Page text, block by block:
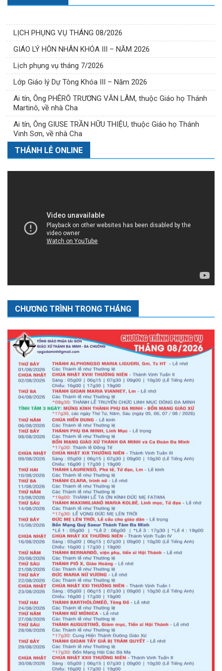
LỊCH PHỤNG VỤ THÁNG 08/2026
GIÁO LÝ HÔN NHÂN KHÓA III – NĂM 2026
Lịch phụng vụ tháng 7/2026
Lớp Giáo lý Dự Tòng Khóa III – Năm 2026
Ai tín, Ông PHÊRÔ TRƯƠNG VĂN LÂM, thuộc Giáo họ Thánh
Martinô, về nhà Cha
Ai tín, Ông GIUSE TRẦN HỮU THIỆU, thuộc Giáo họ Thánh
Vinh Sơn, về nhà Cha
THÁNH LỄ ONLINE
CHƯƠNG TRÌNH TRONG THÁNG